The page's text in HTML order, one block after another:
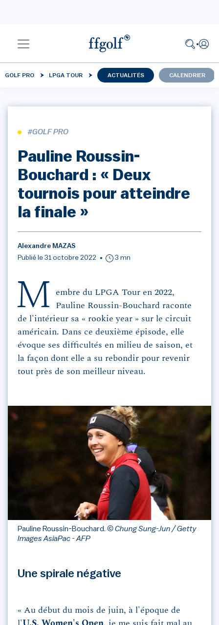
GOLF PRO LPGA TOUR ACTUALITÉS CALENDRIER
#GOLF PRO
Pauline Roussin-
Bouchard : « Deux
tournois pour atteindre
la finale »
Alexandre MAZAS
Publié le 31 octobre 2022
3 mn
M
embre du LPGA Tour en 2022,
Pauline Roussin-Bouchard raconte
de l'intérieur sa « rookie year » sur le circuit
américain. Dans ce deuxième épisode, elle
évoque ses difficultés en milieu de saison, et
la façon dont elle a su rebondir pour revenir
tout près de son meilleur niveau.
Pauline Roussin-Bouchard. © Chung Sung-Jun / Getty
Images AsiaPac - AFP
Une spirale négative
« Au début du mois de juin, à l'époque de